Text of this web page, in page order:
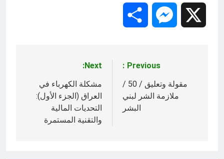
Messenger
المقالات
Previous:
مقولة وتعليق / 50 /
ملازمة الشر لبني
البشر
Next:
مشكلة الكهرباء في
العراق (الجزء الأول):
التحديات المالية
والتقنية المستمرة